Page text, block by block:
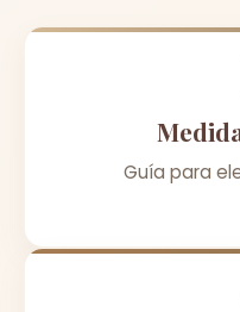
Guía para